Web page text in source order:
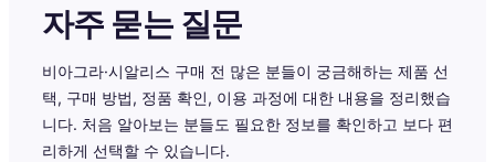
자주 묻는 질문
비아그라·시알리스 구매 전 많은 분들이 궁금해하는 제품 선
택, 구매 방법, 정품 확인, 이용 과정에 대한 내용을 정리했습
니다. 처음 알아보는 분들도 필요한 정보를 확인하고 보다 편
리하게 선택할 수 있습니다.